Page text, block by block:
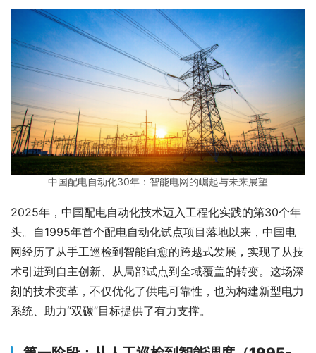
中国配电自动化30年：智能电网的崛起与未来展望
2025年，中国配电自动化技术迈入工程化实践的第30个年
头。自1995年首个配电自动化试点项目落地以来，中国电
网经历了从手工巡检到智能自愈的跨越式发展，实现了从技
术引进到自主创新、从局部试点到全域覆盖的转变。这场深
刻的技术变革，不仅优化了供电可靠性，也为构建新型电力
系统、助力“双碳”目标提供了有力支撑。